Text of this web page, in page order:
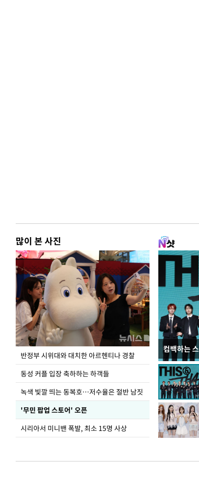
많이 본 사진
반정부 시위대와 대치한 아르헨티나 경찰
동성 커플 입장 축하하는 하객들
녹색 빛깔 띄는 동복호…저수율은 절반 남짓
'무민 팝업 스토어' 오픈
시리아서 미니밴 폭발, 최소 15명 사상
컴백하는
정동영,
숙 후에